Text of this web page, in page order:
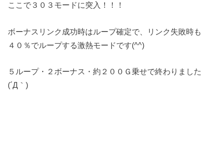
ここで３０３モードに突入！！！
ボーナスリンク成功時はループ確定で、リンク失敗時も
４０％でループする激熱モードです(^^)
５ループ・２ボーナス・約２００Ｇ乗せで終わりました
(´Д｀)